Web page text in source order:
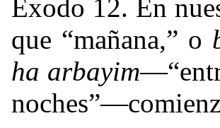
Éxodo 12. En
que “mañana,” o
ha arbayim